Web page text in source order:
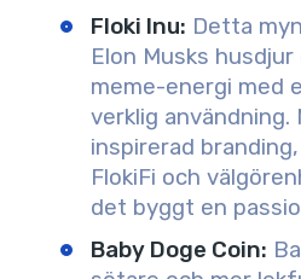
Floki Inu: Detta
Elon Musks
meme-energi med
verklig användning.
inspirerad
FlokiFi och
det byggt en
Baby Doge Coin: